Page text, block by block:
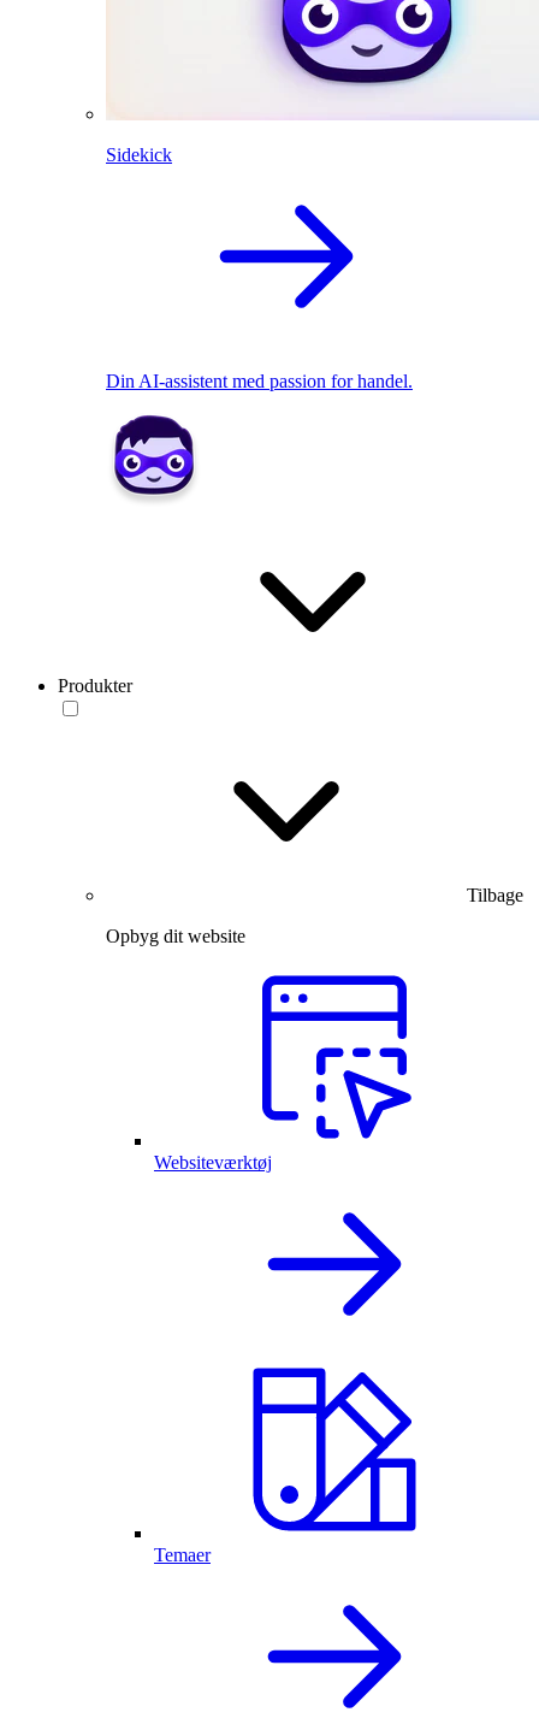
Sidekick
Din AI-assistent med passion for handel.
Produkter
Tilbage
Opbyg dit website
Websiteværktøj
Temaer